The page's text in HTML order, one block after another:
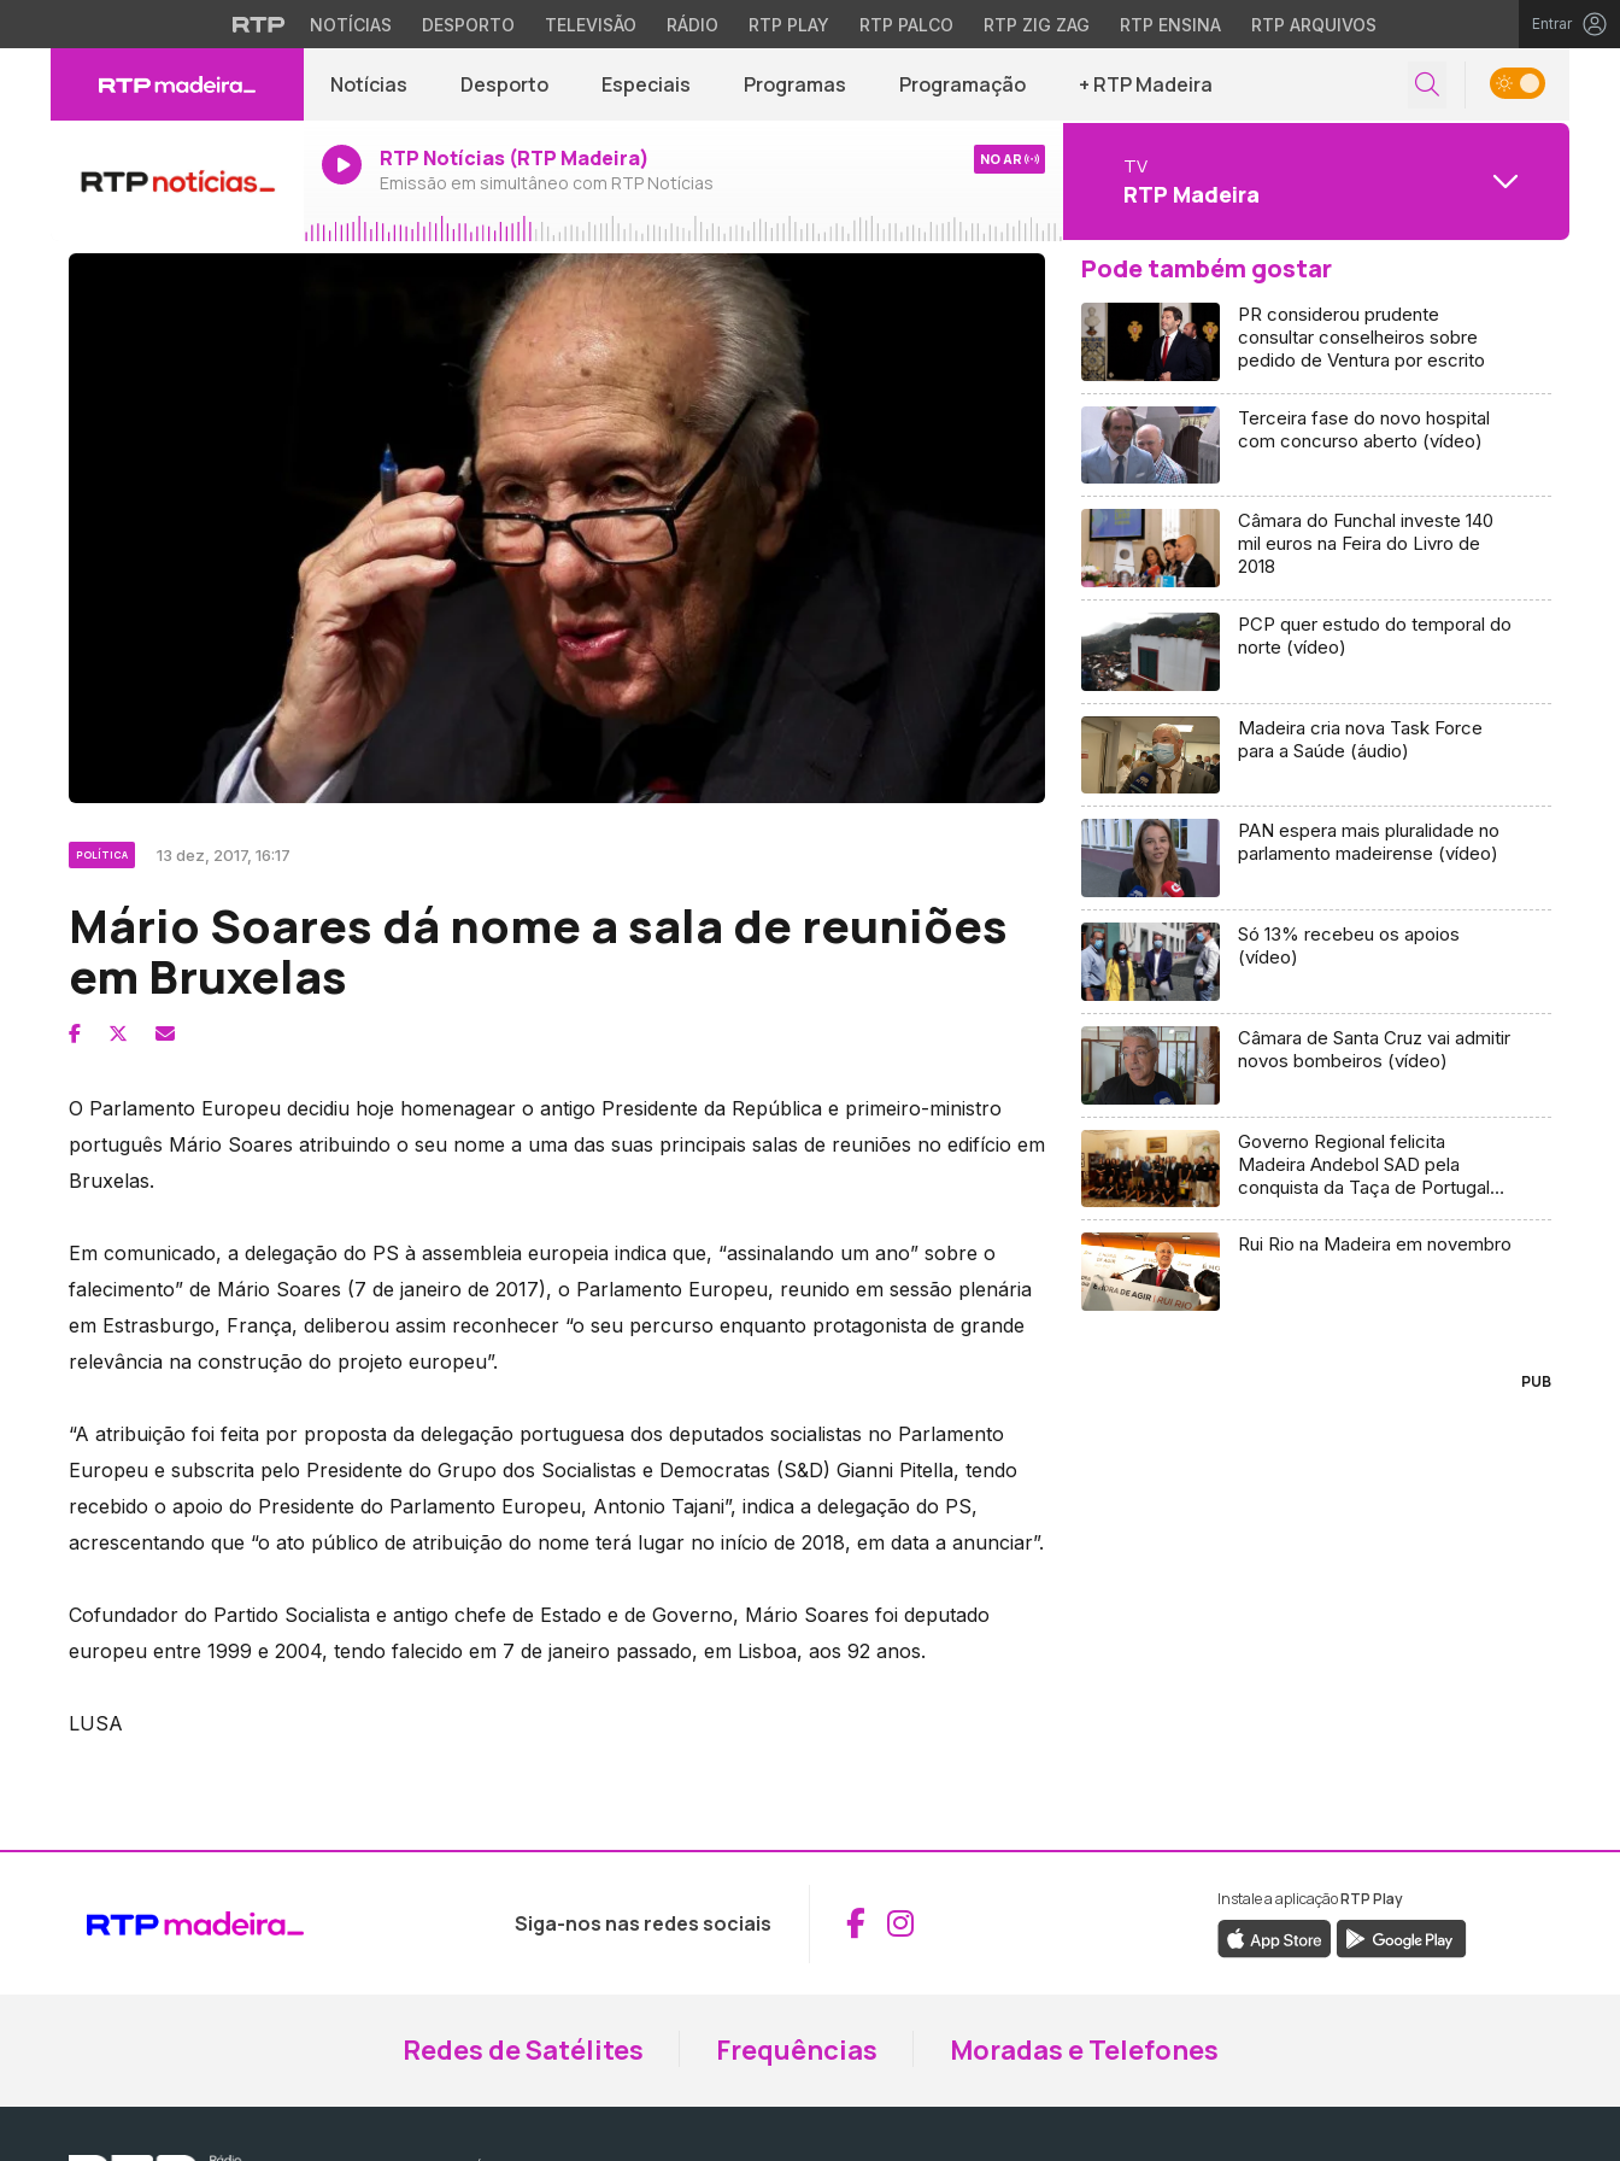
NOTÍCIAS DESPORTO TELEVISÃO RÁDIO RTP PLAY RTP PALCO RTP ZIG ZAG RTP ENSINA RTP ARQUIVOS Entrar
Notícias Desporto Especiais Programas Programação + RTP Madeira
RTP Notícias (RTP Madeira)
Emissão em simultâneo com RTP Notícias
NO AR TV
RTP Madeira
POLÍTICA 13 dez, 2017, 16:17
Mário Soares dá nome a sala de reuniões
em Bruxelas
O Parlamento Europeu decidiu hoje homenagear o antigo Presidente da República e primeiro-ministro
português Mário Soares atribuindo o seu nome a uma das suas principais salas de reuniões no edifício em
Bruxelas.
Em comunicado, a delegação do PS à assembleia europeia indica que, “assinalando um ano” sobre o
falecimento” de Mário Soares (7 de janeiro de 2017), o Parlamento Europeu, reunido em sessão plenária
em Estrasburgo, França, deliberou assim reconhecer “o seu percurso enquanto protagonista de grande
relevância na construção do projeto europeu”.
“A atribuição foi feita por proposta da delegação portuguesa dos deputados socialistas no Parlamento
Europeu e subscrita pelo Presidente do Grupo dos Socialistas e Democratas (S&D) Gianni Pitella, tendo
recebido o apoio do Presidente do Parlamento Europeu, Antonio Tajani”, indica a delegação do PS,
acrescentando que “o ato público de atribuição do nome terá lugar no início de 2018, em data a anunciar”.
Cofundador do Partido Socialista e antigo chefe de Estado e de Governo, Mário Soares foi deputado
europeu entre 1999 e 2004, tendo falecido em 7 de janeiro passado, em Lisboa, aos 92 anos.
LUSA
Pode também gostar
PR considerou prudente
consultar conselheiros sobre
pedido de Ventura por escrito
Terceira fase do novo hospital
com concurso aberto (vídeo)
Câmara do Funchal investe 140
mil euros na Feira do Livro de
2018
PCP quer estudo do temporal do
norte (vídeo)
Madeira cria nova Task Force
para a Saúde (áudio)
PAN espera mais pluralidade no
parlamento madeirense (vídeo)
Só 13% recebeu os apoios
(vídeo)
Câmara de Santa Cruz vai admitir
novos bombeiros (vídeo)
Governo Regional felicita
Madeira Andebol SAD pela
conquista da Taça de Portugal
Rui Rio na Madeira em novembro
PUB
Siga-nos nas redes sociais Aceder ao Facebook da RTP Madeira
Aceder ao Instagram da RTP Madeira
Instale a aplicaçãoRTP Play
Redes de Satélites Frequências Moradas e Telefones